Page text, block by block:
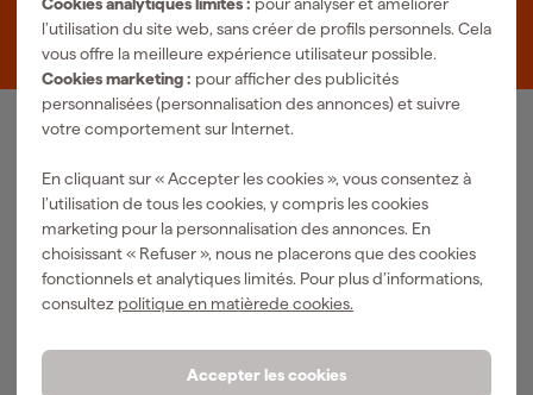
l’utilisation du site web, sans créer de profils personnels. Cela
vous offre la meilleure expérience utilisateur possible.
Cookies marketing : pour afficher des publicités
personnalisées (personnalisation des annonces) et suivre
votre comportement sur Internet.
En cliquant sur « Accepter les cookies », vous consentez à
l’utilisation de tous les cookies, y compris les cookies
marketing pour la personnalisation des annonces. En
choisissant « Refuser », nous ne placerons que des cookies
fonctionnels et analytiques limités. Pour plus d’informations,
consultez politique en matièrede cookies.
Accepter les cookies
Zevenheuvelenweg 25
Outils pneumatiques
EPI et vêtements de travail
Outils de mesure
Outil sans-fil
Outils de jardinage
Fixami